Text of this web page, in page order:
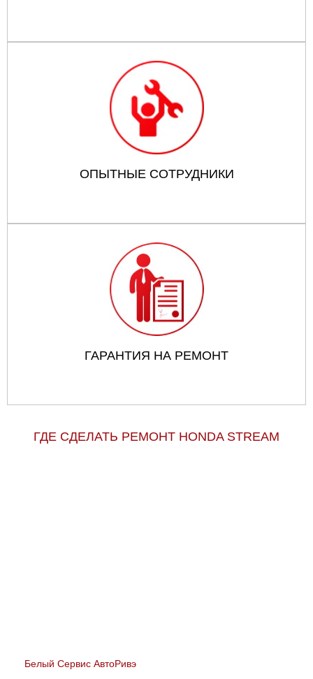
ОПЫТНЫЕ СОТРУДНИКИ
ГАРАНТИЯ НА РЕМОНТ
ГДЕ СДЕЛАТЬ РЕМОНТ HONDA STREAM
Белый Сервис АвтоРивэ